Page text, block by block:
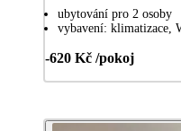
ubytování pro 2 osoby
vybavení: klimatizace,
-620 Kč /pokoj